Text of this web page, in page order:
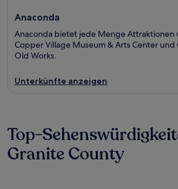
Anaconda
Anaconda bietet jede Menge Attraktionen
Copper Village Museum & Arts Center und
Old Works.
Unterkünfte anzeigen
Top-
Granite County